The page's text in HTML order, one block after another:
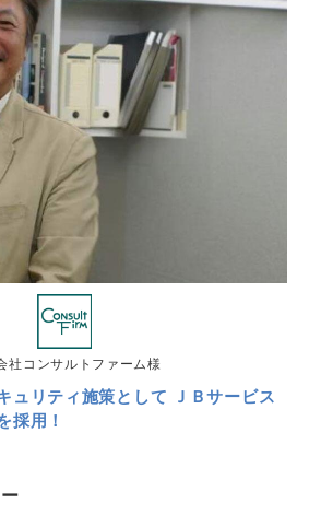
社コンサルトファーム様
ュリティ施策として ＪＢサービス
採用！